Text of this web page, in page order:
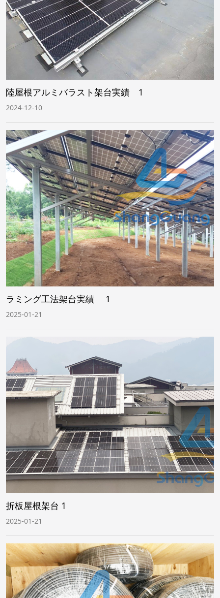
陸屋根アルミバラスト架台実績 1
2024-12-10
ラミング工法架台実績 1
2025-01-21
折板屋根架台 1
2025-01-21